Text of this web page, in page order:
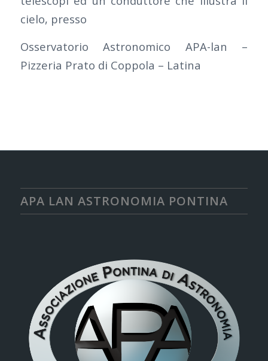
cielo, presso
Osservatorio Astronomico APA-lan –
Pizzeria Prato di Coppola – Latina
APA LAN ASTRONOMIA PONTINA